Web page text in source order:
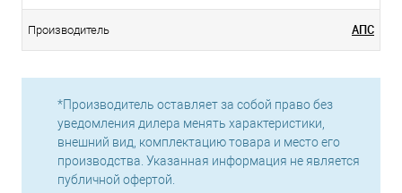
Производитель АПС
*Производитель оставляет за собой право без
уведомления дилера менять характеристики,
внешний вид, комплектацию товара и место его
производства. Указанная информация не является
публичной офертой.